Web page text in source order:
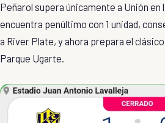
Peñarol supera únicamente a Unión en
encuentra penúltimo con 1 unidad,
a River Plate, y ahora prepara el
Parque Ugarte.